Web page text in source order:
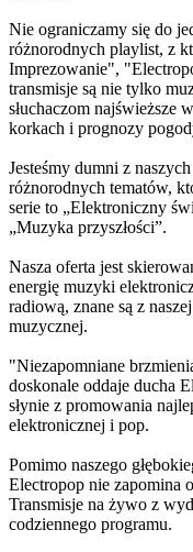
Nie ograniczamy się do
różnorodnych playlist, z
Imprezowanie",
transmisje są nie tylko
słuchaczom najświeższe
korkach i prognozy
Jesteśmy dumni z
różnorodnych tematów,
serie to „Elektroniczny
„Muzyka przyszłości”.
Nasza oferta jest
energię muzyki
radiową, znane są z
muzycznej.
"Niezapomniane
doskonale oddaje ducha
słynie z promowania
elektronicznej i pop.
Pomimo naszego
Electropop nie zapomina
Transmisje na żywo z
codziennego programu.